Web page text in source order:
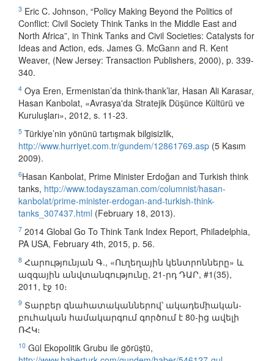
3 Eric C. Johnson, “Policy Making Beyond the Politics of
Conflict: Civil Society Think Tanks in the Middle East and
North Africa”, in Think Tanks and Civil Societies: Catalysts for
Ideas and Action, eds. James G. McGann and R. Kent
Weaver, (New Jersey: Transaction Publishers, 2000), p. 339-
340.
4 Oya Eren, Ermenistan’da think-thank’lar, Hasan Ali Karasar,
Hasan Kanbolat, «Avrasya'da Stratejik Düşünce Kültürü ve
Kuruluşları», 2012, s. 11-23.
5 Türkiye’nin yönünü tartışmak bilgisizlik,
http://www.hurriyet.com.tr/gundem/12861769.asp (5 Kasım
2009).
6Hasan Kanbolat, Prime Minister Erdoğan and Turkish think
tanks, http://www.todayszaman.com/columnist/hasan-
kanbolat/prime-minister-erdogan-and-turkish-think-
tanks_307437.html (February 18, 2013).
7 2014 Global Go To Think Tank Index Report, Philadelphia,
PA USA, February 4th, 2015, p. 56.
8 Հարությունյան Գ., «Ուղեղային կենտրոնները» և
ազգային անվտանգությունը, 21-րդ ԴԱՐ, #1(35),
2011, էջ 10։
9 Տարբեր գնահատականներով՝ ակադեմիական-
բուհական համակարգում գործում է 80-ից ավելի
ՌՀԿ։
10 Gül Ekopolitik Grubu ile görüştü,